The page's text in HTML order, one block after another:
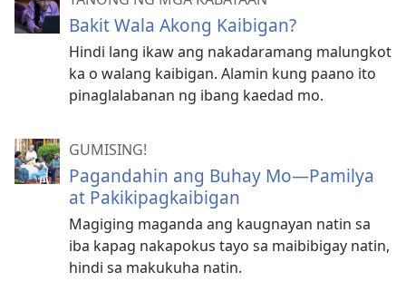
Bakit Wala Akong Kaibigan?
Hindi lang ikaw ang nakadaramang malungkot
ka o walang kaibigan. Alamin kung paano ito
pinaglalabanan ng ibang kaedad mo.
GUMISING!
Pagandahin ang Buhay Mo—Pamilya
at Pakikipagkaibigan
Magiging maganda ang kaugnayan natin sa
iba kapag nakapokus tayo sa maibibigay natin,
hindi sa makukuha natin.